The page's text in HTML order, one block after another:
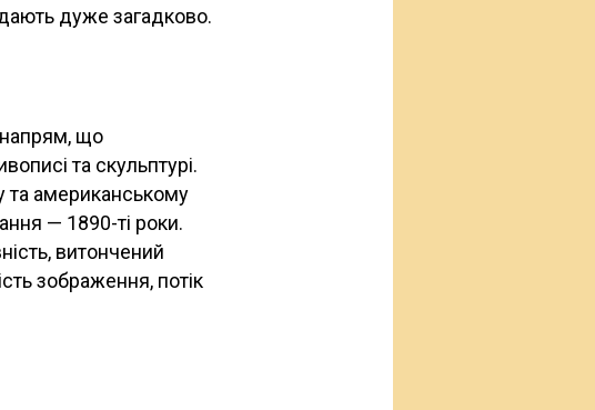
дуже загадково.
напрям, що
та скульптурі.
та американському
— 1890-ті роки.
витончений
зображення, потік